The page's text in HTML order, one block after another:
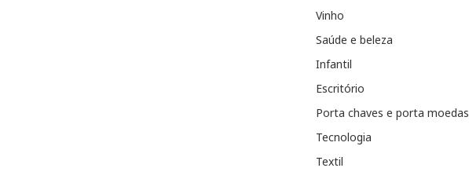
Vinho
Saúde e beleza
Infantil
Escritório
Porta chaves e porta moedas
Tecnologia
Textil